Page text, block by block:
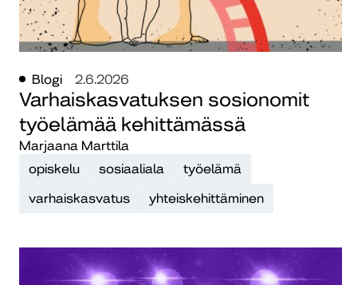
Blogi 2.6.2026
Varhaiskasvatuksen sosionomit
työelämää kehittämässä
Marjaana Marttila
opiskelu
sosiaaliala
työelämä
varhaiskasvatus
yhteiskehittäminen